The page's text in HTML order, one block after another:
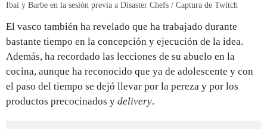
Ibai y Barbe en la sesión previa a Disaster Chefs / Captura de Twitch
El vasco también ha revelado que ha trabajado durante
bastante tiempo en la concepción y ejecución de la idea.
Además, ha recordado las lecciones de su abuelo en la
cocina, aunque ha reconocido que ya de adolescente y con
el paso del tiempo se dejó llevar por la pereza y por los
productos precocinados y delivery.